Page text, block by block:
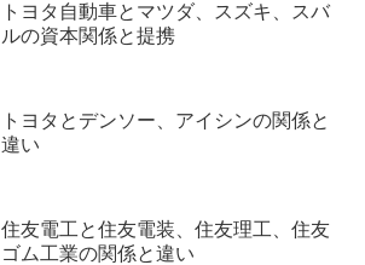
トヨタ自動車とマツダ、スズキ、スバ
ルの資本関係と提携
トヨタとデンソー、アイシンの関係と
違い
住友電工と住友電装、住友理工、住友
ゴム工業の関係と違い